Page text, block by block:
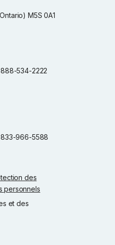
M5S 0A1
888-534-2222
833-966-5588
des
personnels
et des